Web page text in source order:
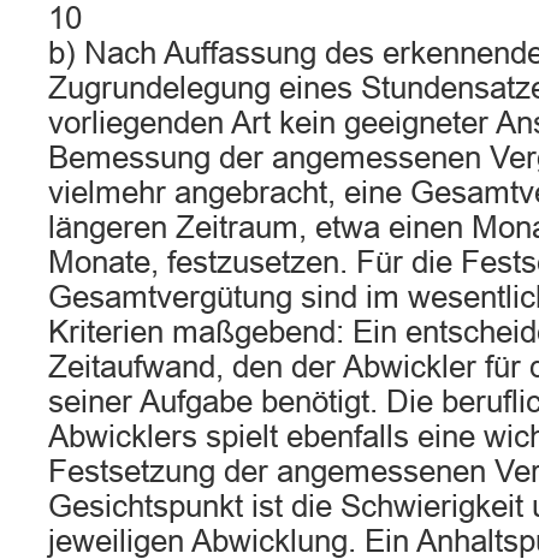
10
b) Nach Auffassung des
Zugrundelegung eines
vorliegenden Art kein geeigneter
Bemessung der angemessenen
vielmehr angebracht, eine
längeren Zeitraum, etwa einen
Monate, festzusetzen. Für die
Gesamtvergütung sind im
Kriterien maßgebend: Ein
Zeitaufwand, den der Abwickler für
seiner Aufgabe benötigt. Die
Abwicklers spielt ebenfalls eine
Festsetzung der angemessenen
Gesichtspunkt ist die Schwierigkeit
jeweiligen Abwicklung. Ein